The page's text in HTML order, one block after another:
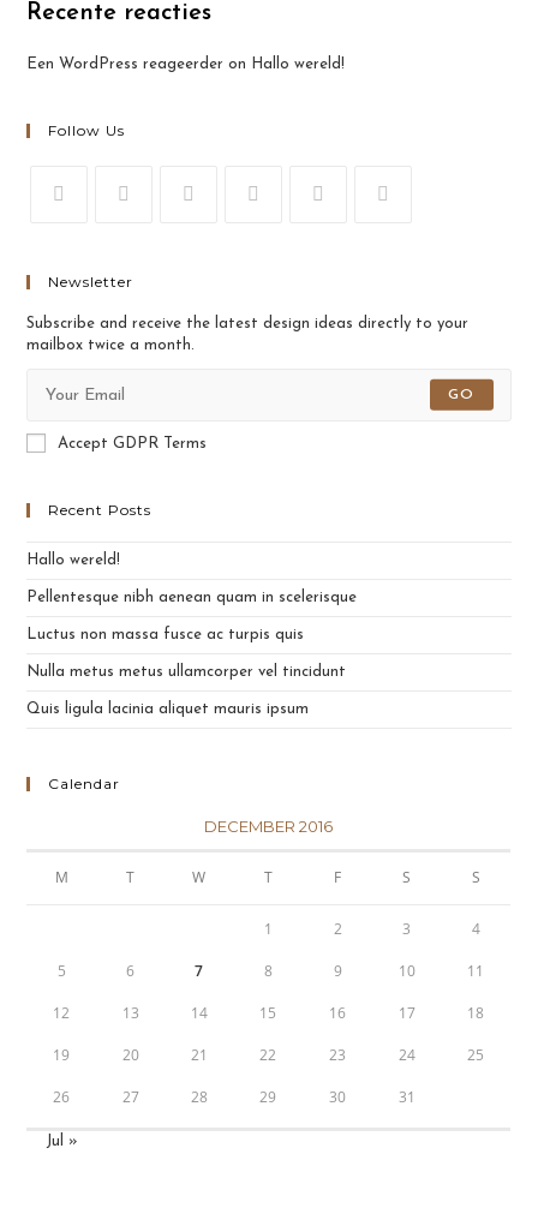
Recente reacties
Een WordPress reageerder on Hallo wereld!
Follow Us
a
tab
a
tab
tab
tab
tab
tab
Newsletter
Subscribe and receive the latest design ideas directly to your
mailbox twice a month.
GO
Accept GDPR Terms
Recent Posts
Hallo wereld!
Pellentesque nibh aenean quam in scelerisque
Luctus non massa fusce ac turpis quis
Nulla metus metus ullamcorper vel tincidunt
Quis ligula lacinia aliquet mauris ipsum
Calendar
DECEMBER 2016
M T W T F S S
1 2 3 4
5 6 7 8 9 10 11
12 13 14 15 16 17 18
19 20 21 22 23 24 25
26 27 28 29 30 31
Jul »